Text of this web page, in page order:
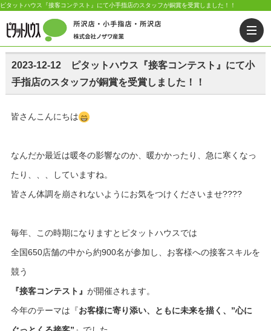
ピタットハウス『接客コンテスト』にて小手指店のスタッフが銅賞を受賞しました！！
2023-12-12 ピタットハウス『接客コンテスト』にて小
手指店のスタッフが銅賞を受賞しました！！
皆さんこんにちは
なんだか最近は暖冬の影響なのか、暖かかったり、急に寒くなっ
たり、、、していますね。
皆さん体調を崩されないようにお気をつけくださいませ????
毎年、この時期になりますとピタットハウスでは
全国650店舗の中から約900名が参加し、お客様への接客スキルを
競う
『接客コンテスト』 が開催されます。
今年のテーマは『お客様に寄り添い、ともに未来を描く、”心に